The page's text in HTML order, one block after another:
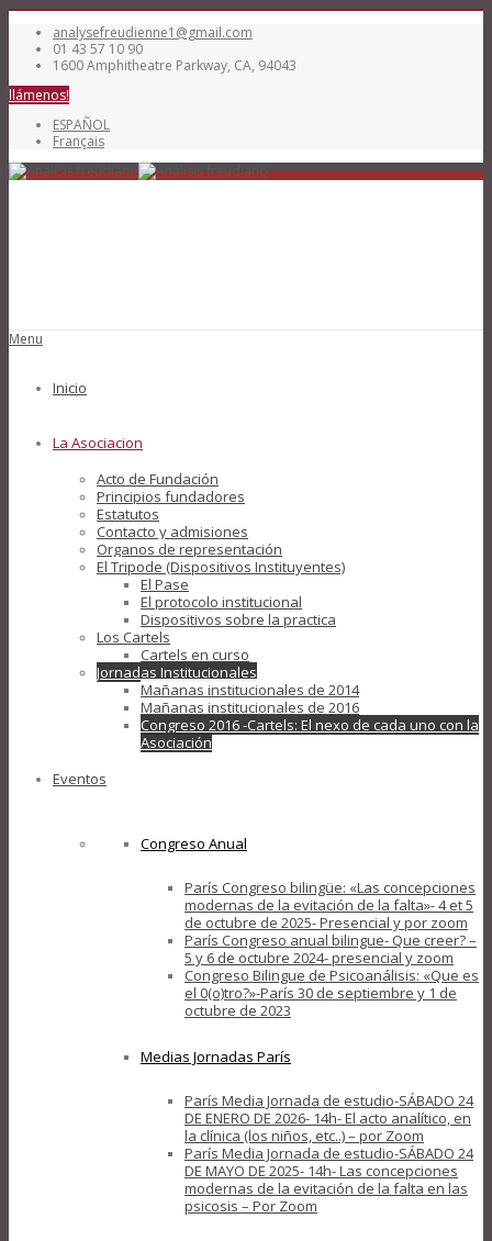
analysefreudienne1@gmail.com
01 43 57 10 90
1600 Amphitheatre Parkway, CA, 94043
llámenos!
ESPAÑOL
Français
Menu
Inicio
La Asociacion
Acto de Fundación
Principios fundadores
Estatutos
Contacto y admisiones
Organos de representación
El Tripode (Dispositivos Instituyentes)
El Pase
El protocolo institucional
Dispositivos sobre la practica
Los Cartels
Cartels en curso
Jornadas Institucionales
Mañanas institucionales de 2014
Mañanas institucionales de 2016
Congreso 2016 -Cartels: El nexo de cada uno con la
Asociación
Eventos
Congreso Anual
París Congreso bilingüe: «Las concepciones
modernas de la evitación de la falta»- 4 et 5
de octubre de 2025- Presencial y por zoom
París Congreso anual bilingue- Que creer? –
5 y 6 de octubre 2024- presencial y zoom
Congreso Bilingue de Psicoanálisis: «Que es
el 0(o)tro?»-París 30 de septiembre y 1 de
octubre de 2023
Medias Jornadas París
París Media Jornada de estudio-SÁBADO 24
DE ENERO DE 2026- 14h- El acto analítico, en
la clínica (los niños, etc..) – por Zoom
París Media Jornada de estudio-SÁBADO 24
DE MAYO DE 2025- 14h- Las concepciones
modernas de la evitación de la falta en las
psicosis – Por Zoom